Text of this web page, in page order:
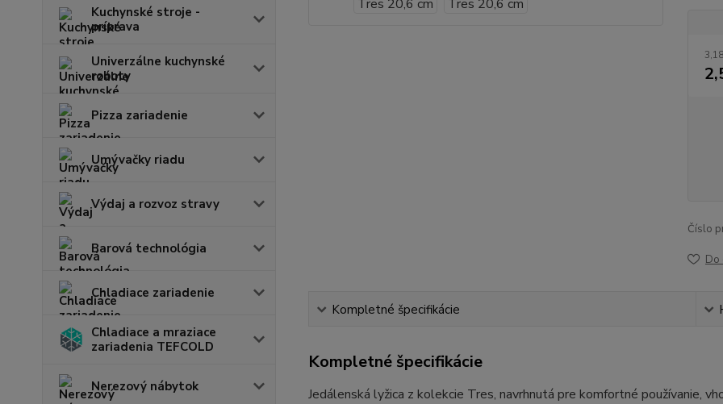
Kuchynské stroje -
príprava
Univerzálne kuchynské
roboty
Pizza zariadenie
Umývačky riadu
Výdaj a rozvoz stravy
Barová technológia
Chladiace zariadenie
Chladiace a mraziace
zariadenia TEFCOLD
Nerezový nábytok
Číslo
Do
Kompletné špecifikácie
Kompletné špecifikácie
Jedálenská lyžica z kolekcie Tres, navrhnutá pre komfortné používanie,